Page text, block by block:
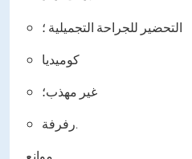
التحضير للجراحة التجميلية ؛
كوميديا
غير مهذب؛
رفرفة.